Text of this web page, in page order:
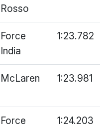
Rosso
Force
India
1:23.782
McLaren 1:23.981
Force 1:24.203